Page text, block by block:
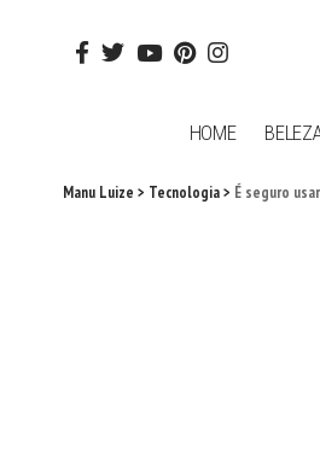
HOME
Manu Luize > Tecnologia> É seguro